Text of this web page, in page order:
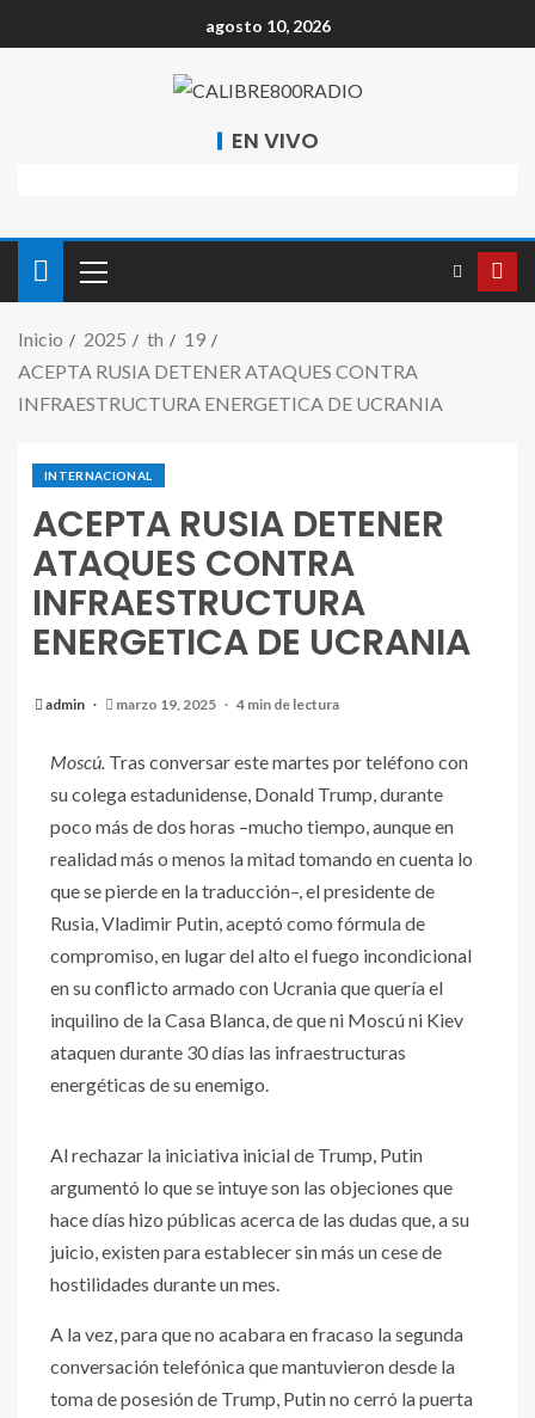
agosto 10, 2026
EN VIVO
Inicio 2025 th
19
ACEPTA RUSIA DETENER ATAQUES CONTRA
INFRAESTRUCTURA ENERGETICA DE UCRANIA
INTERNACIONAL
ACEPTA RUSIA DETENER
ATAQUES CONTRA
INFRAESTRUCTURA
ENERGETICA DE UCRANIA
admin marzo 19, 2025 4 min de lectura
Moscú. Tras conversar este martes por teléfono con
su colega estadunidense, Donald Trump, durante
poco más de dos horas –mucho tiempo, aunque en
realidad más o menos la mitad tomando en cuenta lo
que se pierde en la traducción–, el presidente de
Rusia, Vladimir Putin, aceptó como fórmula de
compromiso, en lugar del alto el fuego incondicional
en su conflicto armado con Ucrania que quería el
inquilino de la Casa Blanca, de que ni Moscú ni Kiev
ataquen durante 30 días las infraestructuras
energéticas de su enemigo.
Al rechazar la iniciativa inicial de Trump, Putin
argumentó lo que se intuye son las objeciones que
hace días hizo públicas acerca de las dudas que, a su
juicio, existen para establecer sin más un cese de
hostilidades durante un mes.
A la vez, para que no acabara en fracaso la segunda
conversación telefónica que mantuvieron desde la
toma de posesión de Trump, Putin no cerró la puerta